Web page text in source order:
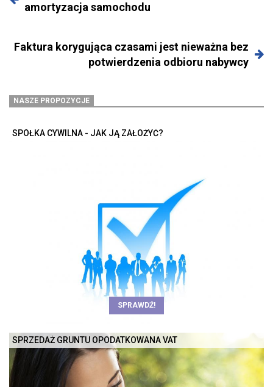
amortyzacja samochodu
Faktura korygująca czasami jest nieważna bez
potwierdzenia odbioru nabywcy
NASZE PROPOZYCJE
SPÓŁKA CYWILNA - JAK JĄ ZAŁOŻYĆ?
SPRAWDŹ!
SPRZEDAŻ GRUNTU OPODATKOWANA VAT